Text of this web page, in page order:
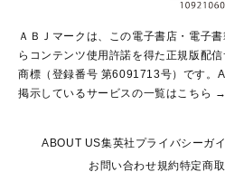
ジャンプルーキー！
ジャンプTOON
S-MANGA
集英社ジャンプリミックス
集英社コミック文庫
ウルトラジャンプ
リマコミ＋
マンガMeets
月刊オフィスユー
LEE
Marisol
T JAPAN:The New York Times
パラスポ＋！
青春と読書
アジア人物史
集英社新書
集英社新書プラス
よみタイ
集英社Webマガジン Cobalt
集英社オレンジ文庫
シフォン文庫
JUMP j BOOKS
集英社みらい文庫
S-KIDS.LAND
HAPPY PLUS STORE
shueisha vox
SHOP Marisol
EDITOR'S LAB
ＡＢＪマークは、この電子書店・電子
らコンテンツ使用許諾を得た正規版配
商標（登録番号 第6091713号）です。
掲示しているサービスの一覧はこちら →
ABOUT US集英社プライバシーガ
お問い合わせ規約特定商